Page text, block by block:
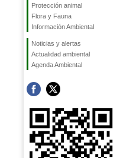
Protección animal
Flora y Fauna
Información Ambiental
Noticias y alertas
Actualidad ambiental
Agenda Ambiental